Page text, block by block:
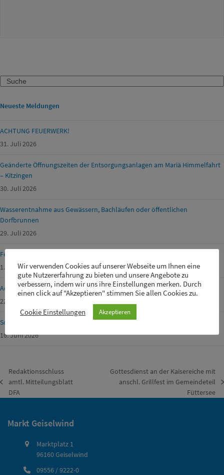
Search
Neueste Meldungen
ACHTUNG FEUERWERK!
31. Juli 2026
Geänderte Öffnungszeiten der Entsorgungsanlagen am Mariä Himmelfahrt
– Kitzingen
30. Juli 2026
Wasserentnahme aus Gewässern, Bachläufen oder öffentlichen
Dorfbrunnen
29. Juli 2026
Ferienprogramm Geiselwind 2026
1. Juli 2026
Achtung Waldbrandgefahr!
22. Juni 2026
Schülerbetreuer m/w/d für unsere Drei-Franken-Grundschule gesucht
16. Juni 2026
vorheriger
Beitrag:
Redaktionsschluss
amtl. Mitteilungsblatt
DFA
Beitrag:
Gottesdienst an der Kaisereiche mit
anschl. Grillfest im Gemeindeteil
Füttersee
Markt Geiselwind
Marktplatz 1
96160 Geiselwind
09556 / 9222-0
Wir verwenden Cookies auf unserer Webseite um Ihnen eine
gute Nutzererfahrung zu bieten und unsere Angebote zu
verbessern, indem wir uns ihre Einstellungen merken. Durch
einen click auf "Akzeptieren" stimmen Sie allen Cookies zu.
Cookie Einstellungen Akzeptieren